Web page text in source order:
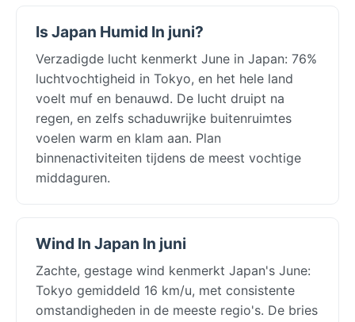
Is Japan Humid In juni?
Verzadigde lucht kenmerkt June in Japan: 76%
luchtvochtigheid in Tokyo, en het hele land
voelt muf en benauwd. De lucht druipt na
regen, en zelfs schaduwrijke buitenruimtes
voelen warm en klam aan. Plan
binnenactiviteiten tijdens de meest vochtige
middaguren.
Wind In Japan In juni
Zachte, gestage wind kenmerkt Japan's June:
Tokyo gemiddeld 16 km/u, met consistente
omstandigheden in de meeste regio's. De bries